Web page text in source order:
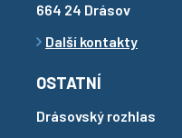
664 24 Drásov
Další kontakty
OSTATNÍ
Drásovský rozhlas